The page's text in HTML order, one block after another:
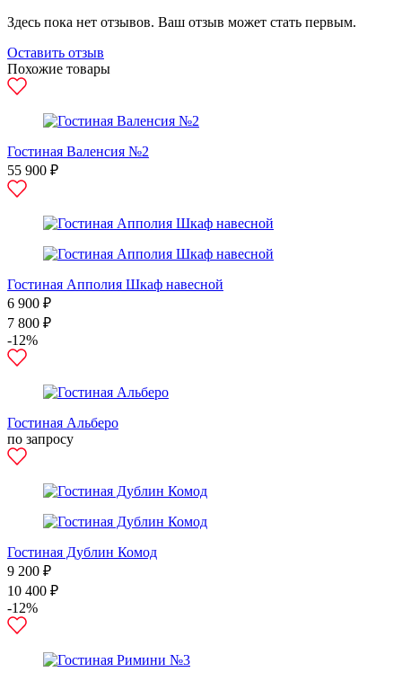
Здесь пока нет отзывов. Ваш отзыв может стать первым.
Оставить отзыв
Похожие товары
Гостиная Валенсия №2
55 900 ₽
Гостиная Апполия Шкаф навесной
6 900 ₽
7 800 ₽
-12%
Гостиная Альберо
по запросу
Гостиная Дублин Комод
9 200 ₽
10 400 ₽
-12%